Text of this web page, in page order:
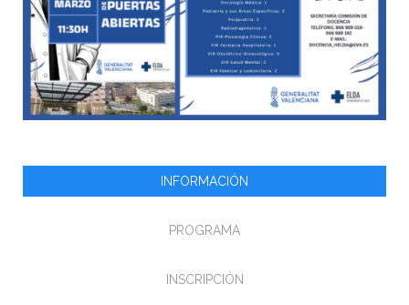
INFORMACIÓN
PROGRAMA
INSCRIPCIÓN